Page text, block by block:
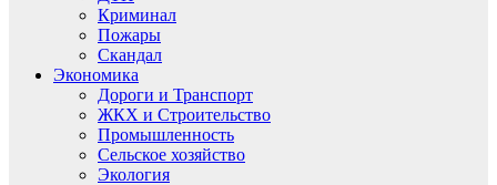
Криминал
Пожары
Скандал
Экономика
Дороги и Транспорт
ЖКХ и Строительство
Промышленность
Сельское хозяйство
Экология